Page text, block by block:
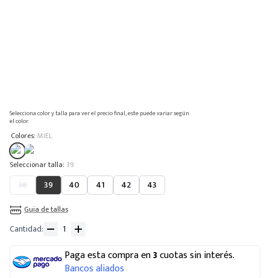
Selecciona color y talla para ver el precio final, este puede variar según
el color.
Colores: MIEL
: 39
38 39 40 41 42 43
Guia de tallas
Cantidad
Paga esta compra en3cuotas sin interés.
Bancos aliados